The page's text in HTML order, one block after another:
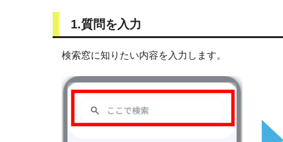
1.質問を入力
検索窓に知りたい内容を入力します。